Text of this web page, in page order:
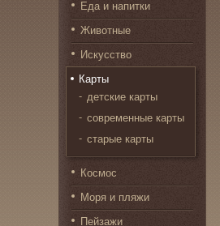
Еда и напитки
Животные
Искусство
Карты
детские карты
современные карты
старые карты
Космос
Моря и пляжи
Пейзажи